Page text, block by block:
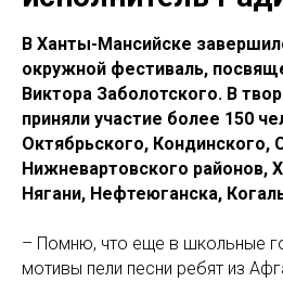
В Ханты-Мансийске
окружной фестиваль,
Виктора Заболотского. В
приняли участие более 150
Октябрьского, Кондинского,
Нижневартовского районов,
Нягани, Нефтеюганска,
– Помню, что еще в школьные
мотивы пели песни ребят из